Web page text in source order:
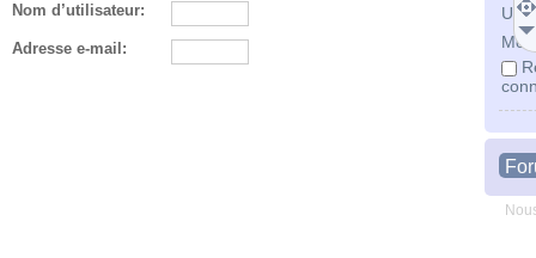
Mot
Nom d’utilisateur:
Adresse e-mail: